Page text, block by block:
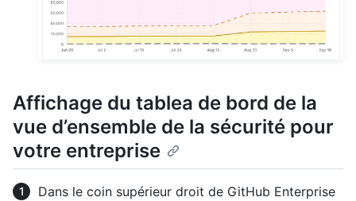
Affichage du tablea de bord de la
vue d’ensemble de la sécurité pour
votre entreprise
Dans le coin supérieur droit de GitHub Enterprise